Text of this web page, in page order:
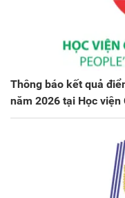
Thông báo kết quả
năm 2026 tại Học viện